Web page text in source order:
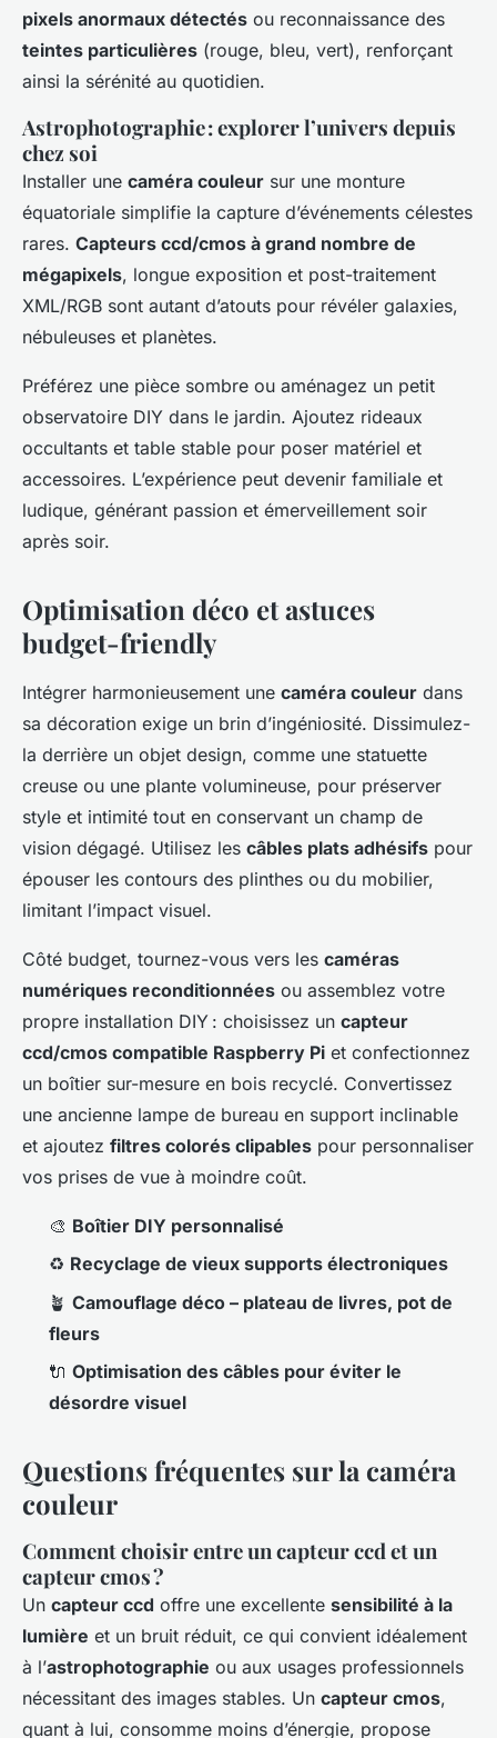
pixels anormaux détectés ou reconnaissance des
teintes particulières (rouge, bleu, vert), renforçant
ainsi la sérénité au quotidien.
Astrophotographie : explorer l’univers depuis
chez soi
Installer une caméra couleur sur une monture
équatoriale simplifie la capture d’événements célestes
rares. Capteurs ccd/cmos à grand nombre de
mégapixels, longue exposition et post-traitement
XML/RGB sont autant d’atouts pour révéler galaxies,
nébuleuses et planètes.
Préférez une pièce sombre ou aménagez un petit
observatoire DIY dans le jardin. Ajoutez rideaux
occultants et table stable pour poser matériel et
accessoires. L’expérience peut devenir familiale et
ludique, générant passion et émerveillement soir
après soir.
Optimisation déco et astuces
budget-friendly
Intégrer harmonieusement une caméra couleur dans
sa décoration exige un brin d’ingéniosité. Dissimulez-
la derrière un objet design, comme une statuette
creuse ou une plante volumineuse, pour préserver
style et intimité tout en conservant un champ de
vision dégagé. Utilisez les câbles plats adhésifs pour
épouser les contours des plinthes ou du mobilier,
limitant l’impact visuel.
Côté budget, tournez-vous vers les caméras
numériques reconditionnées ou assemblez votre
propre installation DIY : choisissez un capteur
ccd/cmos compatible Raspberry Pi et confectionnez
un boîtier sur-mesure en bois recyclé. Convertissez
une ancienne lampe de bureau en support inclinable
et ajoutez filtres colorés clipables pour personnaliser
vos prises de vue à moindre coût.
🎨 Boîtier DIY personnalisé
♻️ Recyclage de vieux supports électroniques
🪴 Camouflage déco – plateau de livres, pot de
fleurs
🔌 Optimisation des câbles pour éviter le
désordre visuel
Questions fréquentes sur la caméra
couleur
Comment choisir entre un capteur ccd et un
capteur cmos ?
Un capteur ccd offre une excellente sensibilité à la
lumière et un bruit réduit, ce qui convient idéalement
à l’astrophotographie ou aux usages professionnels
nécessitant des images stables. Un capteur cmos,
quant à lui, consomme moins d’énergie, propose